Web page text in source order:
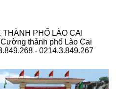
PHỐ LÀO CAI
thành phố Lào Cai
- 0214.3.849.267